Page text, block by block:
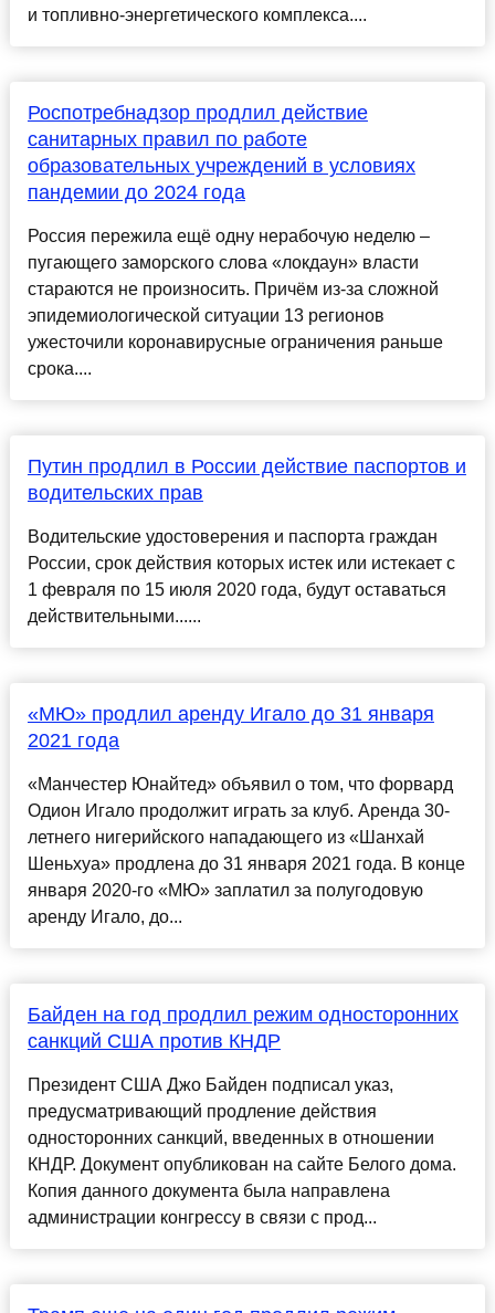
и топливно-энергетического комплекса....
Роспотребнадзор продлил действие
санитарных правил по работе
образовательных учреждений в условиях
пандемии до 2024 года
Россия пережила ещё одну нерабочую неделю –
пугающего заморского слова «локдаун» власти
стараются не произносить. Причём из-за сложной
эпидемиологической ситуации 13 регионов
ужесточили коронавирусные ограничения раньше
срока....
Путин продлил в России действие паспортов и
водительских прав
Водительские удостоверения и паспорта граждан
России, срок действия которых истек или истекает с
1 февраля по 15 июля 2020 года, будут оставаться
действительными......
«МЮ» продлил аренду Игало до 31 января
2021 года
«Манчестер Юнайтед» объявил о том, что форвард
Одион Игало продолжит играть за клуб. Аренда 30-
летнего нигерийского нападающего из «Шанхай
Шеньхуа» продлена до 31 января 2021 года. В конце
января 2020-го «МЮ» заплатил за полугодовую
аренду Игало, до...
Байден на год продлил режим односторонних
санкций США против КНДР
Президент США Джо Байден подписал указ,
предусматривающий продление действия
односторонних санкций, введенных в отношении
КНДР. Документ опубликован на сайте Белого дома.
Копия данного документа была направлена
администрации конгрессу в связи с прод...